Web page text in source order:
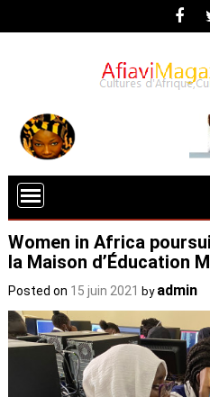
Women in Africa
la Maison d’Éducation
Posted on 15 juin 2021 by admin